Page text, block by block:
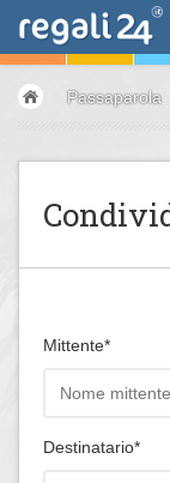
Passaparola
Mittente*
Destinatario*